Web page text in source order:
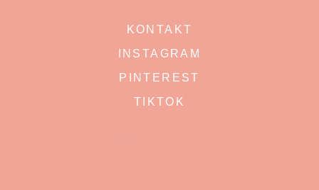
KONTAKT
INSTAGRAM
PINTEREST
TIKTOK